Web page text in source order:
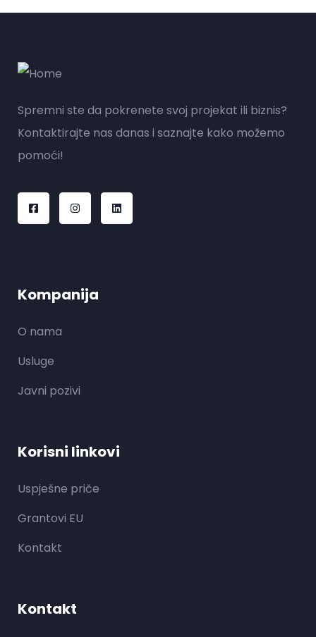
Spremni ste da pokrenete svoj projekat ili biznis?
Kontaktirajte nas danas i saznajte kako možemo
pomoći!
Kompanija
O nama
Usluge
Javni pozivi
Korisni linkovi
Uspješne priče
Grantovi EU
Kontakt
Kontakt